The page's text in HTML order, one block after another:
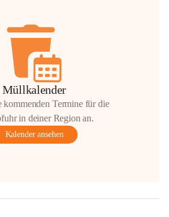
Müllkalender
kommenden Termine für die
in deiner Region an.
Kalender ansehen